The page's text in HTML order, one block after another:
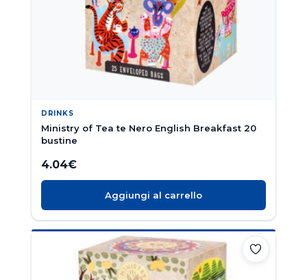
DRINKS
Ministry of Tea te Nero English Breakfast 20
bustine
4.04€
Aggiungi al carrello